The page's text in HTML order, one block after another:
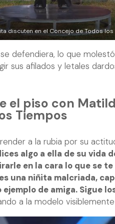
discuten en el Concejo de Todos
defendiera, lo que
sus afilados y letales
el piso con
Tiempos
a la rubia por su
algo a ella de su vida
en la cara lo que se
una niñita malcriada,
de amiga. Sigue
a la modelo